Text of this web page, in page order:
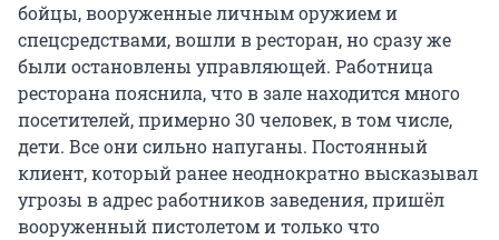
бойцы, вооруженные личным оружием и
спецсредствами, вошли в ресторан, но сразу же
были остановлены управляющей. Работница
ресторана пояснила, что в зале находится много
посетителей, примерно 30 человек, в том числе,
дети. Все они сильно напуганы. Постоянный
клиент, который ранее неоднократно высказывал
угрозы в адрес работников заведения, пришёл
вооруженный пистолетом и только что